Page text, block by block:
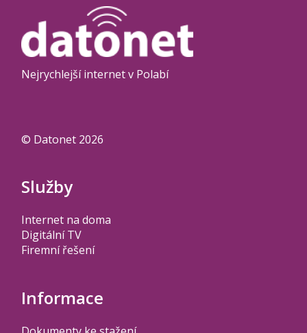
Nejrychlejší internet v Polabí
© Datonet 2026
Služby
Internet na doma
Digitální TV
Firemní řešení
Informace